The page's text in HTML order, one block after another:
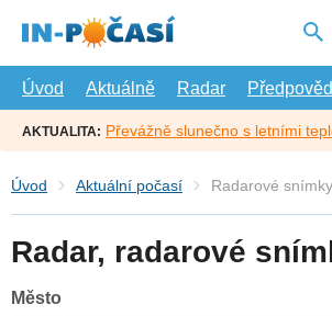
hlavní
Úvod
Aktuálně Radar
AKTUALITA: Převážně slunečno s letními
Úvod Aktuální počasí Radarové
Radar, radarové
Město